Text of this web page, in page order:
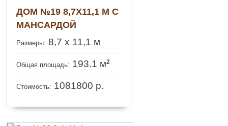
ДОМ №19 8,7Х11,1 М С
МАНСАРДОЙ
Размеры: 8,7 х 11,1 м
Общая площадь: 193.1 м2
Стоимость: 1081800 р.